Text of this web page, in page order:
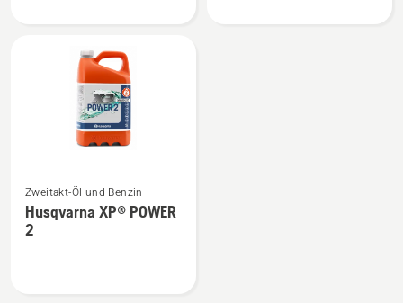
Details
zu
Husqvarna
Zweitakt-Öl und Benzin
Husqvarna XP® POWER
2